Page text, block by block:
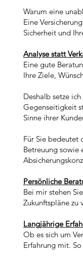
Warum eine
Eine
Sicherheit und
Analyse statt
Eine gute
Ihre Ziele,
Deshalb setze
Gegenseitigkeit
Sinne ihrer
Für Sie bedeutet
Betreuung sowie
Persönliche
Bei mir stehen
Zukunftspläne zu
Langjährige
Ob es sich um
Erfahrung mit.